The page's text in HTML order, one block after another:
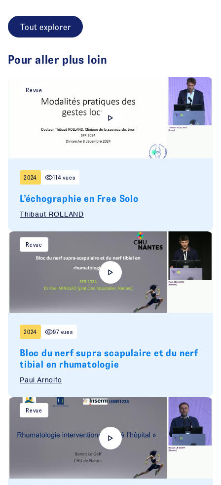
Tout explorer
Pour aller plus loin
Revue
2024 114 vues
L’échographie en Free Solo
Thibaut ROLLAND
Revue
2024 97 vues
Bloc du nerf supra scapulaire et du nerf
tibial en rhumatologie
Paul Arnolfo
Revue